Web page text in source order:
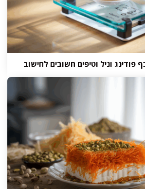
פודינג וניל וטיפים חשובים לחישוב